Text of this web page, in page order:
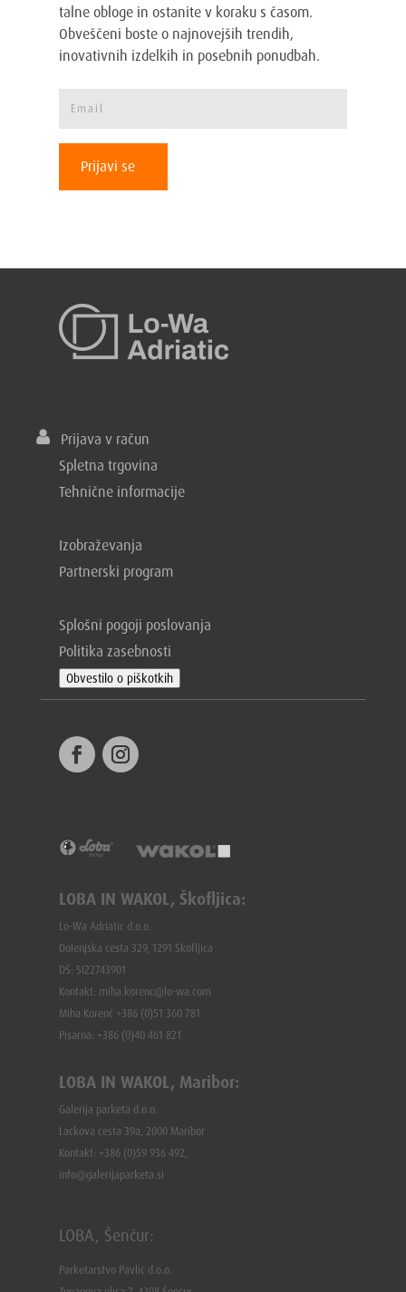
talne obloge in ostanite v koraku s časom.
Obveščeni boste o najnovejših trendih,
inovativnih izdelkih in posebnih ponudbah.
Prijavi se
Prijava v račun
Spletna trgovina
Tehnične informacije
Izobraževanja
Partnerski program
Splošni pogoji poslovanja
Politika zasebnosti
Obvestilo o piškotkih
LOBA IN WAKOL, Škofljica:
Lo-Wa Adriatic d.o.o.
Dolenjska cesta 329, 1291 Škofljica
DŠ: SI22743901
Kontakt: miha.korenc@lo-wa.com
Miha Korenč +386 (0)51 360 781
Pisarna: +386 (0)40 461 821
LOBA IN WAKOL, Maribor:
Galerija parketa d.o.o.
Lackova cesta 39a, 2000 Maribor
Kontakt: +386 (0)59 936 492,
info@galerijaparketa.si
LOBA, Šenčur:
Parketarstvo Pavlič d.o.o.